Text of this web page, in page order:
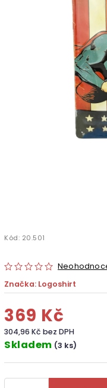
Kód: 20.501
Značka: Logoshirt
369 Kč
304,96 Kč bez DPH
Skladem (3 ks)